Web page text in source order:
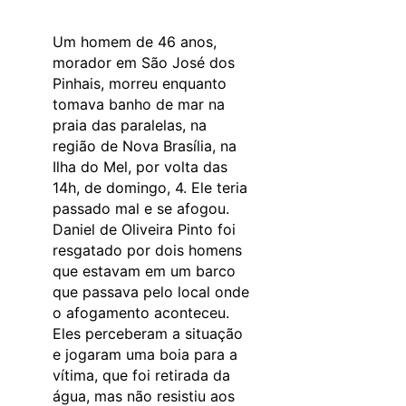
Um homem de 46 anos,
morador em São José dos
Pinhais, morreu enquanto
tomava banho de mar na
praia das paralelas, na
região de Nova Brasília, na
Ilha do Mel, por volta das
14h, de domingo, 4. Ele teria
passado mal e se afogou.
Daniel de Oliveira Pinto foi
resgatado por dois homens
que estavam em um barco
que passava pelo local onde
o afogamento aconteceu.
Eles perceberam a situação
e jogaram uma boia para a
vítima, que foi retirada da
água, mas não resistiu aos